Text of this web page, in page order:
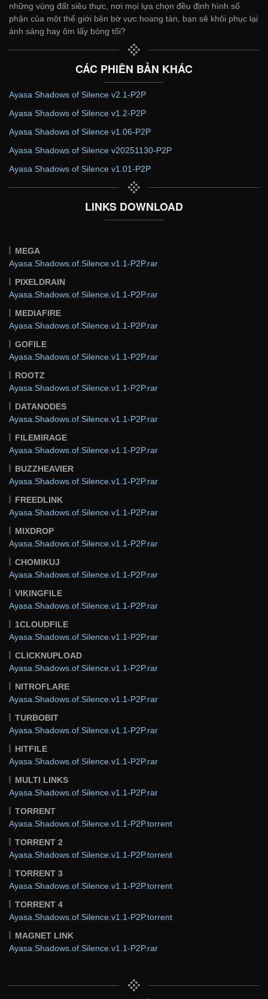
những vùng đất siêu thực, nơi mọi lựa chọn đều định hình số
phận của một thế giới bên bờ vực hoang tàn, bạn sẽ khôi phục lại
ánh sáng hay ôm lấy bóng tối?
CÁC PHIÊN BẢN KHÁC
Ayasa Shadows of Silence v2.1-P2P
Ayasa Shadows of Silence v1.2-P2P
Ayasa Shadows of Silence v1.06-P2P
Ayasa Shadows of Silence v20251130-P2P
Ayasa Shadows of Silence v1.01-P2P
LINKS DOWNLOAD
MEGA
Ayasa.Shadows.of.Silence.v1.1-P2P.rar
PIXELDRAIN
Ayasa.Shadows.of.Silence.v1.1-P2P.rar
MEDIAFIRE
Ayasa.Shadows.of.Silence.v1.1-P2P.rar
GOFILE
Ayasa.Shadows.of.Silence.v1.1-P2P.rar
ROOTZ
Ayasa.Shadows.of.Silence.v1.1-P2P.rar
DATANODES
Ayasa.Shadows.of.Silence.v1.1-P2P.rar
FILEMIRAGE
Ayasa.Shadows.of.Silence.v1.1-P2P.rar
BUZZHEAVIER
Ayasa.Shadows.of.Silence.v1.1-P2P.rar
FREEDLINK
Ayasa.Shadows.of.Silence.v1.1-P2P.rar
MIXDROP
Ayasa.Shadows.of.Silence.v1.1-P2P.rar
CHOMIKUJ
Ayasa.Shadows.of.Silence.v1.1-P2P.rar
VIKINGFILE
Ayasa.Shadows.of.Silence.v1.1-P2P.rar
1CLOUDFILE
Ayasa.Shadows.of.Silence.v1.1-P2P.rar
CLICKNUPLOAD
Ayasa.Shadows.of.Silence.v1.1-P2P.rar
NITROFLARE
Ayasa.Shadows.of.Silence.v1.1-P2P.rar
TURBOBIT
Ayasa.Shadows.of.Silence.v1.1-P2P.rar
HITFILE
Ayasa.Shadows.of.Silence.v1.1-P2P.rar
MULTI LINKS
Ayasa.Shadows.of.Silence.v1.1-P2P.rar
TORRENT
Ayasa.Shadows.of.Silence.v1.1-P2P.torrent
TORRENT 2
Ayasa.Shadows.of.Silence.v1.1-P2P.torrent
TORRENT 3
Ayasa.Shadows.of.Silence.v1.1-P2P.torrent
TORRENT 4
Ayasa.Shadows.of.Silence.v1.1-P2P.torrent
MAGNET LINK
Ayasa.Shadows.of.Silence.v1.1-P2P.rar